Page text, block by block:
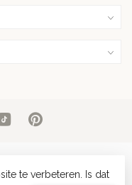
byLightspeed-
te verbeteren. Is dat